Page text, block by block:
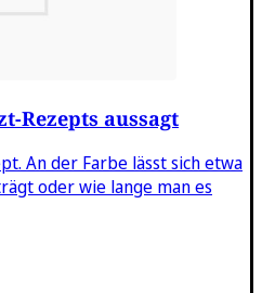
Rezepts aussagt
An der Farbe lässt sich etwa
oder wie lange man es